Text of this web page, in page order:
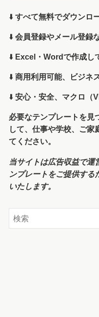
⬇️ すべて無料でダウンロ
⬇️ 会員登録やメール登録
⬇️ Excel・Wordで作成し
⬇️ 商用利用可能、ビジネ
⬇️ 安心・安全、マクロ（
必要なテンプレートを見
して、仕事や学校、ご家
てください。
当サイトは広告収益で運
ンプレートをご提供す
いたします。